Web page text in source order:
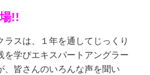
!!
ラスは、１年を通してじっくり
を学びエキスパートアングラー
、皆さんのいろんな声を聞い